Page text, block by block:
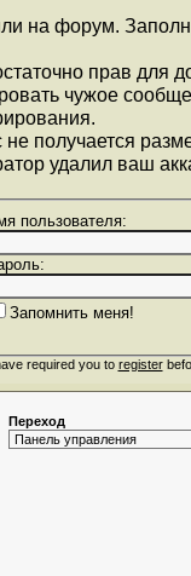
на форум.
прав для
чужое
не получается
удалил ваш
пользователя:
Запомнить меня!
required you to register
Переход